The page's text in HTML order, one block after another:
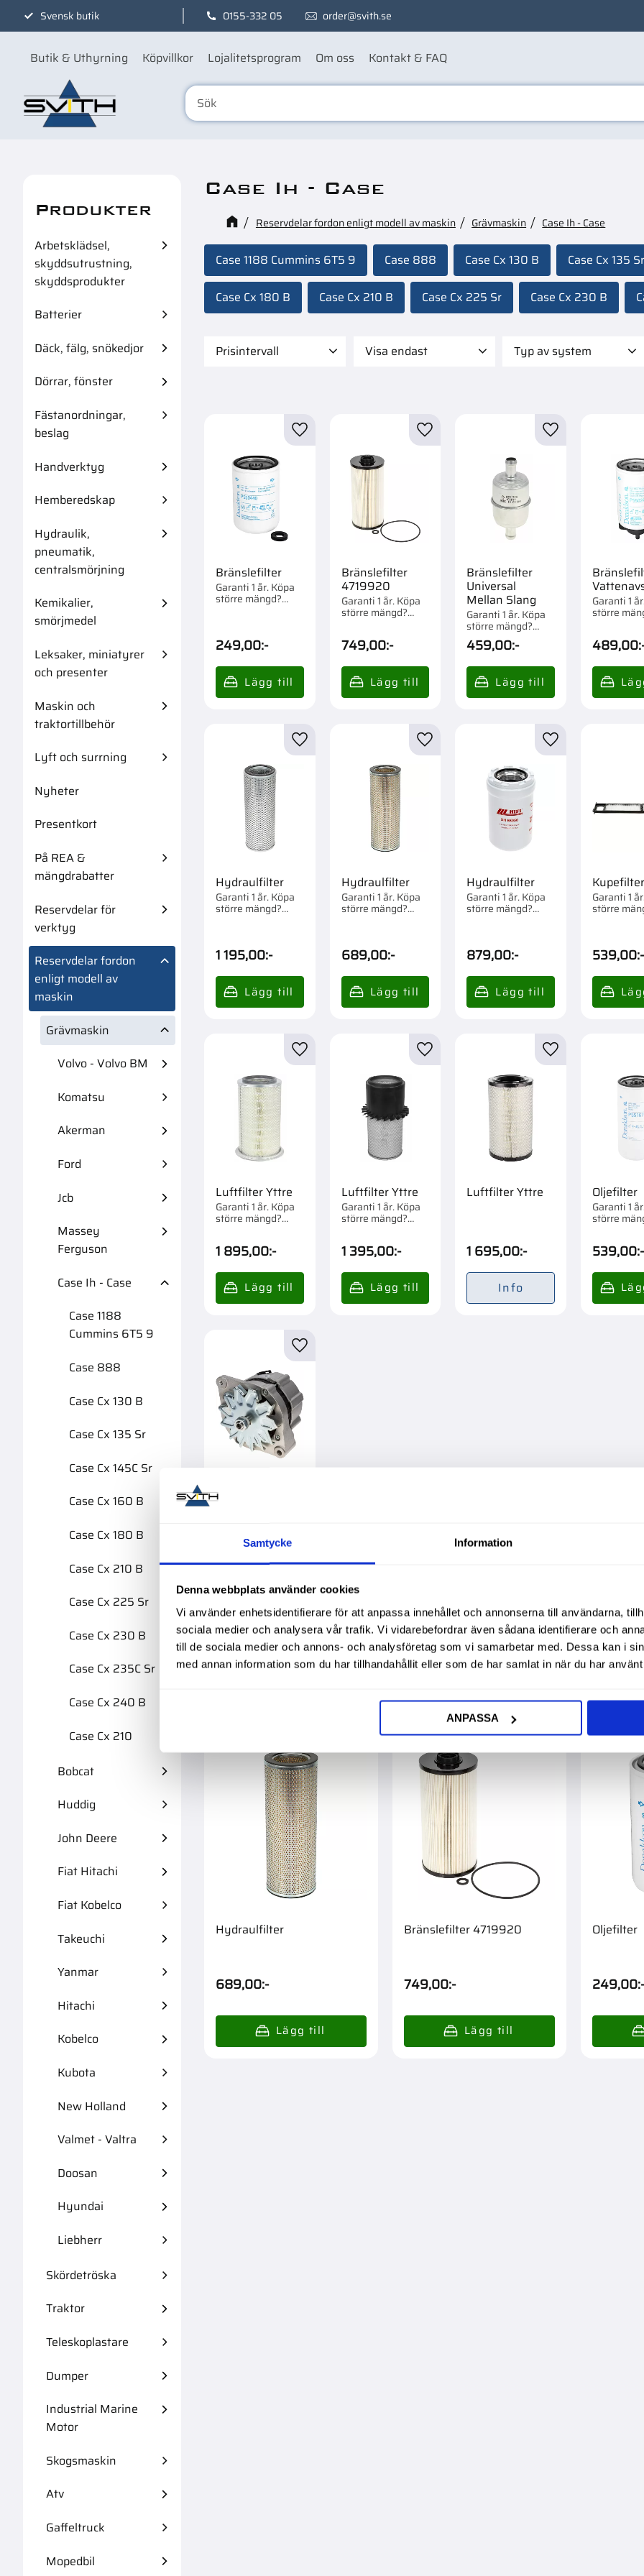
Samtycke Information
Denna webbplats använder cookies
Vi använder enhetsidentifierare för att anpassa innehållet och annonserna till användarna,
sociala medier och analysera vår trafik. Vi vidarebefordrar även sådana identifierare och
till de sociala medier och annons- och analysföretag som vi samarbetar med. Dessa kan i
med annan information som du har tillhandahållit eller som de har samlat in när du har
ANPASSA
Svensk butik 0155-332 05 order@svith.se
Butik & Uthyrning Köpvillkor Lojalitetsprogram Om oss Kontakt & FAQ
Case Ih - Case
Reservdelar fordon enligt modell av maskin Grävmaskin Case Ih - Case
Case 1188 Cummins 6T5 9 Case 888 Case Cx 130 B Case Cx 135 Sr
Case Cx 180 B Case Cx 210 B Case Cx 225 Sr Case Cx 230 B
Prisintervall Visa endast Typ av system
Bränslefilter
Garanti 1 år. Köpa
större mängd?
249,00:-
Lägg till i favoriter
Bränslefilter
4719920
Garanti 1 år. Köpa
större mängd?
749,00:-
Lägg till i favoriter
Bränslefilter
Universal
Mellan Slang
Garanti 1 år. Köpa
större mängd?
Förpackad om 1 st.
459,00:-
Lägg till i
Garanti 1
större
489,00
Hydraulfilter
Garanti 1 år. Köpa
större mängd?
Förpackad om 1 st.
1 195,00:-
Lägg till i favoriter
Hydraulfilter
Garanti 1 år. Köpa
större mängd?
Förpackad om 1 st.
689,00:-
Lägg till i favoriter
Hydraulfilter
Garanti 1 år. Köpa
större mängd?
Förpackad om 1 st.
879,00:-
Lägg till i
Kupefilter
Garanti 1
större
539,00:-
Luftfilter Yttre
Garanti 1 år. Köpa
större mängd?
Förpackad om 1 st.
1 895,00:-
Lägg till i favoriter
Luftfilter Yttre
Garanti 1 år. Köpa
större mängd?
Förpackad om 1 st.
1 395,00:-
Lägg till i favoriter
Luftfilter Yttre
1 695,00:-
Lägg till i
Info
Oljefilter
Garanti 1
större
539,00:-
Växelströmsgen
erator Mahle
större mängd?
Förpackad om 1 st.
6 595,00:-
Lägg till i favoriter
Hydraulfilter
689,00:-
Bränslefilter 4719920
749,00:-
Oljefilter
249,00
Produkter
Arbetsklädsel,
skyddsutrustning,
skyddsprodukter
Batterier
Däck, fälg, snökedjor
Dörrar, fönster
Fästanordningar,
beslag
Handverktyg
Hemberedskap
Hydraulik,
pneumatik,
centralsmörjning
Kemikalier,
smörjmedel
Leksaker, miniatyrer
och presenter
Maskin och
traktortillbehör
Lyft och surrning
Nyheter
Presentkort
På REA &
mängdrabatter
Reservdelar för
verktyg
Reservdelar fordon
enligt modell av
maskin
Grävmaskin
Volvo - Volvo BM
Komatsu
Akerman
Ford
Jcb
Massey
Ferguson
Case Ih - Case
Case 1188
Cummins 6T5 9
Case 888
Case Cx 130 B
Case Cx 135 Sr
Case Cx 145C Sr
Case Cx 160 B
Case Cx 180 B
Case Cx 210 B
Case Cx 225 Sr
Case Cx 230 B
Case Cx 235C Sr
Case Cx 240 B
Case Cx 210
Bobcat
Huddig
John Deere
Fiat Hitachi
Fiat Kobelco
Takeuchi
Yanmar
Hitachi
Kobelco
Kubota
New Holland
Valmet - Valtra
Doosan
Hyundai
Liebherr
Skördetröska
Traktor
Teleskoplastare
Dumper
Industrial Marine
Motor
Skogsmaskin
Atv
Gaffeltruck
Mopedbil